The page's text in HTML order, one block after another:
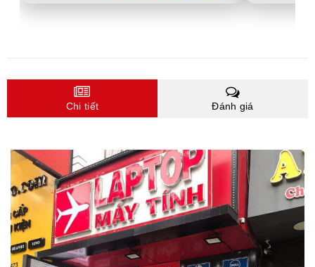
Chi tiết Đánh giá